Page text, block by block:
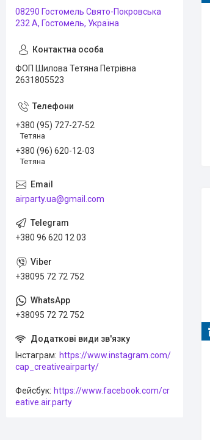
08290 Гостомель Свято-Покровська
232 А, Гостомель, Україна
ФОП Шилова Тетяна Петрівна
2631805523
+380 (95) 727-27-52
Тетяна
+380 (96) 620-12-03
Тетяна
airparty.ua@gmail.com
+380 96 620 12 03
+38095 72 72 752
+38095 72 72 752
Інстаграм https://www.instagram.com/
cap_creativeairparty/
Фейсбук https://www.facebook.com/cr
eative.air.party